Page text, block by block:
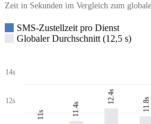
Zeit in Sekunden im Vergleich zum
SMS-Zustellzeit pro Dienst
Globaler Durchschnitt (12,5 s)
14s
12s
11s 11.4s
12.4s 11.8s